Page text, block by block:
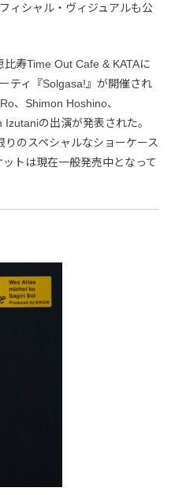
ィシャル・ヴィジュアルも公
寿Time Out Cafe & KATAに
ティ『Solgasa!』が開催され
、Shimon Hoshino、
の出演が発表された。
のスペシャルなショーケース
トは現在一般発売中となって